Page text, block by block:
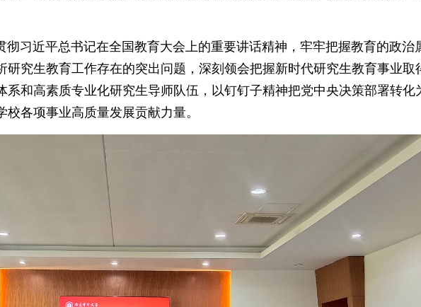
近平总书记在全国教育大会上的重要讲话精神，牢牢把握教育的政治
究生教育工作存在的突出问题，深刻领会把握新时代研究生教育事业取
和高素质专业化研究生导师队伍，以钉钉子精神把党中央决策部署转化
各项事业高质量发展贡献力量。